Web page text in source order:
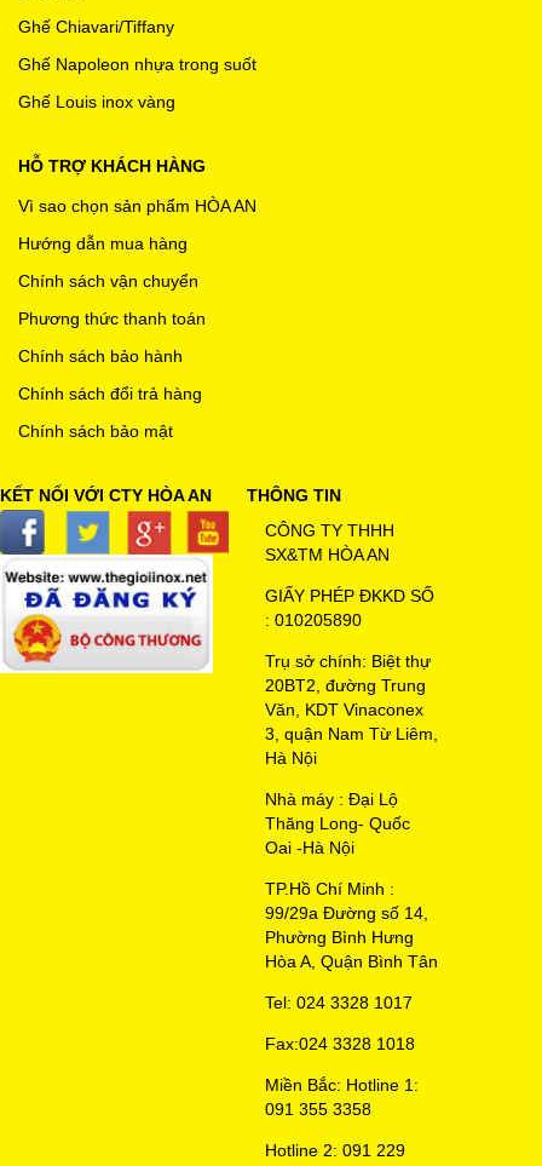
Ghế Chiavari/Tiffany
Ghế Napoleon nhựa trong suốt
Ghế Louis inox vàng
HỖ TRỢ KHÁCH HÀNG
Vì sao chọn sản phẩm HÒA AN
Hướng dẫn mua hàng
Chính sách vận chuyển
Phương thức thanh toán
Chính sách bảo hành
Chính sách đổi trả hàng
Chính sách bảo mật
KẾT NỐI VỚI CTY HÒA AN
THÔNG TIN
CÔNG TY THHH
SX&TM HÒA AN
GIẤY PHÉP ĐKKD SỐ
: 010205890
Trụ sở chính: Biệt thự
20BT2, đường Trung
Văn, KDT Vinaconex
3, quận Nam Từ Liêm,
Hà Nội
Nhà máy : Đại Lộ
Thăng Long- Quốc
Oai -Hà Nội
TP.Hồ Chí Minh :
99/29a Đường số 14,
Phường Bình Hưng
Hòa A, Quận Bình Tân
Tel: 024 3328 1017
Fax:024 3328 1018
Miền Bắc: Hotline 1:
091 355 3358
Hotline 2: 091 229